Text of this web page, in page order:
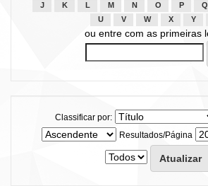
J
K L M N O P Q
U
V W X Y
ou entre com as primeiras
Classificar por:
Resultados/Página